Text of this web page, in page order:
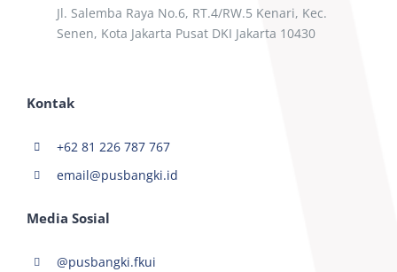
Jl. Salemba Raya No.6, RT.4/RW.5 Kenari, Kec.
Senen, Kota Jakarta Pusat DKI Jakarta 10430
Kontak
+62 81 226 787 767
email@pusbangki.id
Media Sosial
@pusbangki.fkui